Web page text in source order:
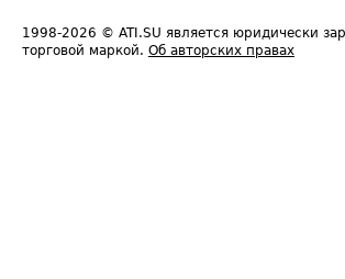
1998-2026 © ATI.SU является юридически
торговой маркой. Об авторских правах